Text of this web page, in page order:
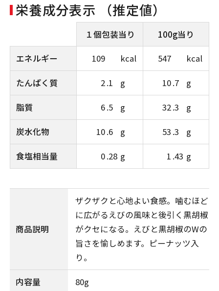
栄養成分表示 （推定値）
１個包装当り 100g当り
エネルギー 109 kcal 547 kcal
たんぱく質 2.1 g 10.7 g
脂質 6.5 g 32.3 g
炭水化物 10.6 g 53 .3 g
食塩相当量 0.28 g 1 .43 g
商品説明
ザクザクと心地よい食感。噛むほど
に広がるえびの風味と後引く黒胡椒
がクセになる。えびと黒胡椒のWの
旨さを愉しめます。ピーナッツ入
り。
内容量 80g